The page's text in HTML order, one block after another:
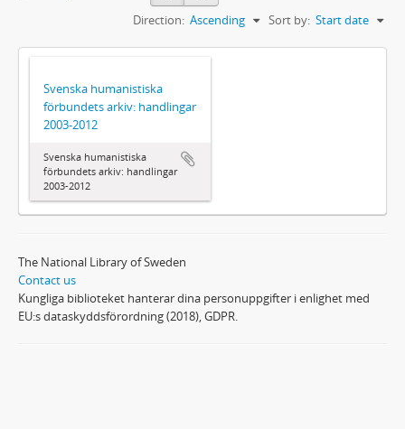
Sort by: Start date
Direction: Ascending
Svenska humanistiska
förbundets arkiv: handlingar
2003-2012
Svenska humanistiska
förbundets arkiv: handlingar
2003-2012
The National Library of Sweden
Contact us
Kungliga biblioteket hanterar dina personuppgifter i enlighet med
EU:s dataskyddsförordning (2018), GDPR.